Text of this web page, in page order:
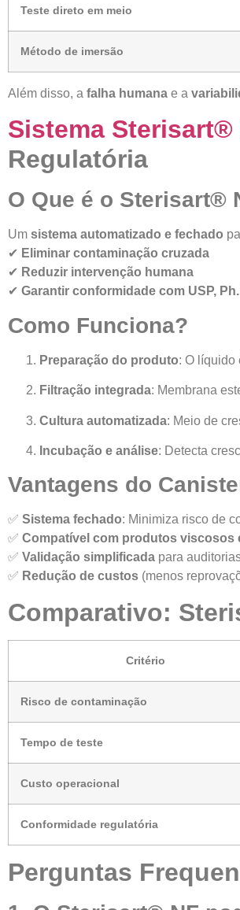
Teste direto em meio
Método de imersão
Além disso, a falha humana e a
Sistema Sterisart®
Regulatória
O Que é o Sterisart®
Um sistema automatizado e fechado
✔ Eliminar contaminação cruzada
✔ Reduzir intervenção humana
✔ Garantir conformidade com USP,
Como Funciona?
Preparação do produto: O líquido
Filtração integrada: Membrana
Cultura automatizada: Meio de
Incubação e análise: Detecta
Vantagens do
✅ Sistema fechado: Minimiza risco de
✅ Compatível com produtos viscosos
✅ Validação simplificada para
✅ Redução de custos (menos
Comparativo:
Critério
Risco de contaminação
Tempo de teste
Custo operacional
Conformidade regulatória
Perguntas